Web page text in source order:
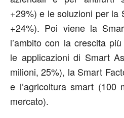
+29%) e le soluzioni per la
+24%). Poi viene la
l’ambito con la crescita
le applicazioni di Smart
milioni, 25%), la Smart
e l’agricoltura smart (100
mercato).